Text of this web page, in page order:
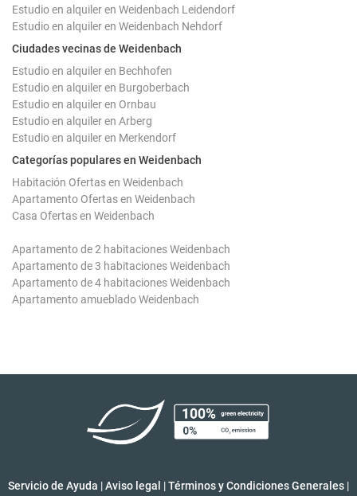
Estudio en alquiler en Weidenbach Leidendorf
Estudio en alquiler en Weidenbach Nehdorf
Ciudades vecinas de Weidenbach
Estudio en alquiler en Bechhofen
Estudio en alquiler en Burgoberbach
Estudio en alquiler en Ornbau
Estudio en alquiler en Arberg
Estudio en alquiler en Merkendorf
Categorías populares en Weidenbach
Habitación Ofertas en Weidenbach
Apartamento Ofertas en Weidenbach
Casa Ofertas en Weidenbach
Apartamento de 2 habitaciones Weidenbach
Apartamento de 3 habitaciones Weidenbach
Apartamento de 4 habitaciones Weidenbach
Apartamento amueblado Weidenbach
Servicio de Ayuda |Aviso legal |Términos y Condiciones Generales |